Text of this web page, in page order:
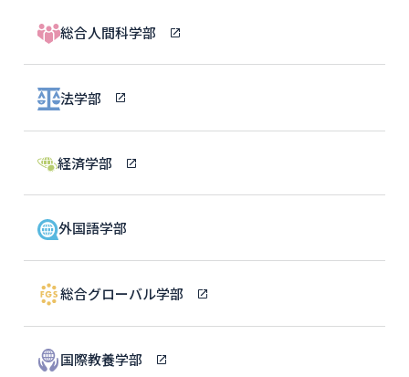
総合人間科学部
法学部
経済学部
外国語学部
総合グローバル学部
国際教養学部